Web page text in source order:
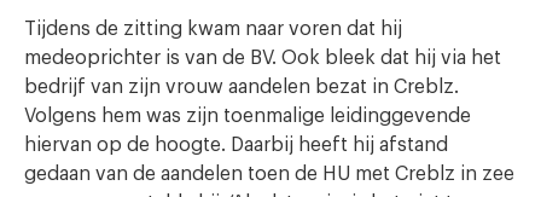
Tijdens de zitting kwam naar voren dat hij
medeoprichter is van de BV. Ook bleek dat hij via het
bedrijf van zijn vrouw aandelen bezat in Creblz.
Volgens hem was zijn toenmalige leidinggevende
hiervan op de hoogte. Daarbij heeft hij afstand
gedaan van de aandelen toen de HU met Creblz in zee